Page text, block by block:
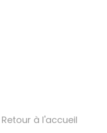
Retour à l'accueil